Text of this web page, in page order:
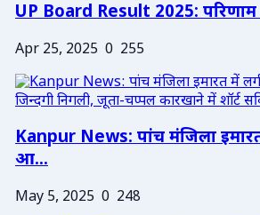
UP Board Result 2025: परिणाम
Apr 25, 2025 0 255
Kanpur News: पांच मंजिला
आ...
May 5, 2025 0 248